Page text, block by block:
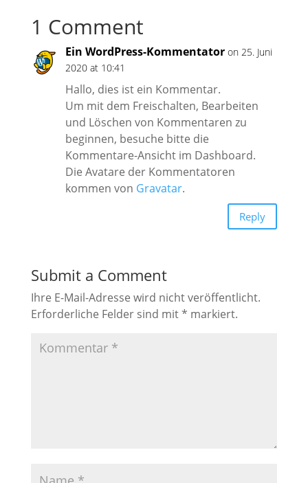
1 Comment
Ein WordPress-Kommentator on 25. Juni
2020 at 10:41
Hallo, dies ist ein Kommentar.
Um mit dem Freischalten, Bearbeiten
und Löschen von Kommentaren zu
beginnen, besuche bitte die
Kommentare-Ansicht im Dashboard.
Die Avatare der Kommentatoren
kommen von Gravatar.
Reply
Submit a Comment
Ihre E-Mail-Adresse wird nicht veröffentlicht.
Erforderliche Felder sind mit* markiert.